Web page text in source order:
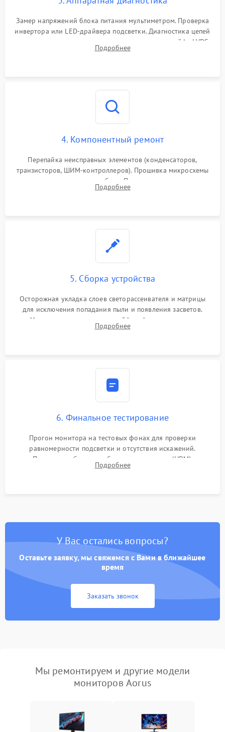
Поломка системы защиты
Замер напряжений блока питания мультиметром. Проверка
инвертора или LED-драйвера подсветки. Диагностика цепей
питания скалера и тестирование сигналов на шлейфе LVDS
Подробнее
4. Компонентный ремонт
Перепайка неисправных элементов (конденсаторов,
транзисторов, ШИМ-контроллеров). Прошивка микросхемы
памяти при программных сбоях. При поломке подсветки —
разборка матрицы и замена выгоревших светодиодов.
Подробнее
5. Сборка устройства
Осторожная укладка слоев светорассеивателя и матрицы
для исключения попадания пыли и появления засветов.
Надежное подключение шлейфов, фиксация плат и
аккуратное защелкивание пластикового корпуса монитора.
Подробнее
6. Финальное тестирование
Прогон монитора на тестовых фонах для проверки
равномерности подсветки и отсутствия искажений.
Проверка работоспособности всех портов (HDMI,
DisplayPort, VGA) и кнопок управления под нагрузкой в
Подробнее
У Вас остались вопросы?
Оставьте заявку, мы свяжемся с Вами в ближайшее
время
Заказать звонок
Мы ремонтируем и другие модели
мониторов Aorus